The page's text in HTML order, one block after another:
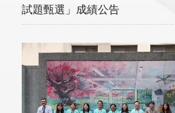
試題甄選」成績公告